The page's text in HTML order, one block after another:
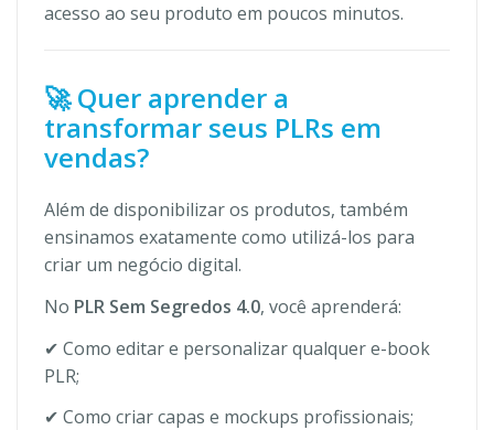
acesso ao seu produto em poucos minutos.
🚀 Quer aprender a
transformar seus PLRs em
vendas?
Além de disponibilizar os produtos, também
ensinamos exatamente como utilizá-los para
criar um negócio digital.
No PLR Sem Segredos 4.0, você aprenderá:
✔ Como editar e personalizar qualquer e-book
PLR;
✔ Como criar capas e mockups profissionais;